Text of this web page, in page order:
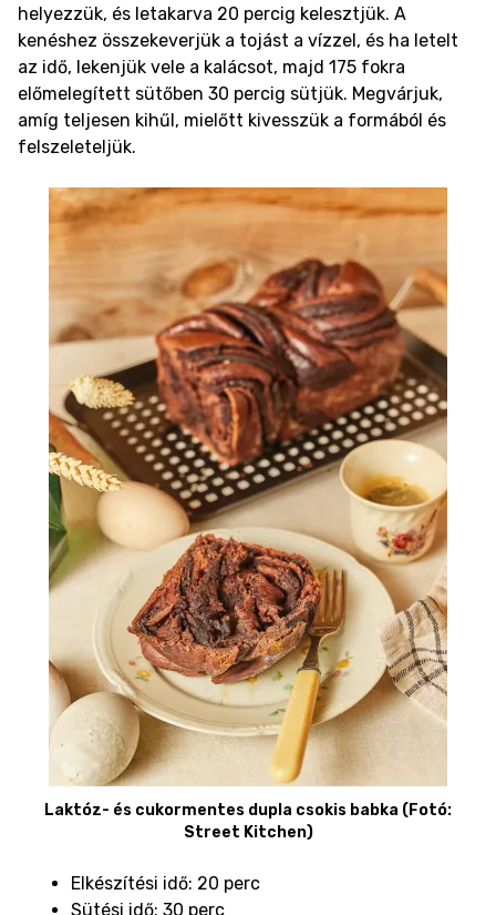
helyezzük, és letakarva 20 percig kelesztjük. A
kenéshez összekeverjük a tojást a vízzel, és ha letelt
az idő, lekenjük vele a kalácsot, majd 175 fokra
előmelegített sütőben 30 percig sütjük. Megvárjuk,
amíg teljesen kihűl, mielőtt kivesszük a formából és
felszeleteljük.
Laktóz- és cukormentes dupla csokis babka (Fotó:
Street Kitchen)
Elkészítési idő: 20 perc
Sütési idő: 30 perc